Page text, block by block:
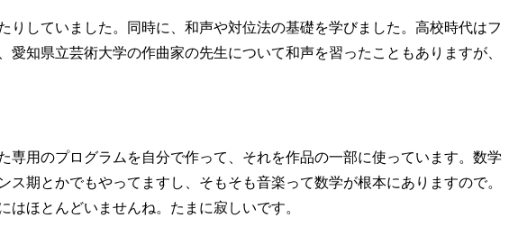
していました。同時に、和声や対位法の基礎を学びました。高校時代はフ
知県立芸術大学の作曲家の先生について和声を習ったこともありますが、
用のプログラムを自分で作って、それを作品の一部に使っています。数学
期とかでもやってますし、そもそも音楽って数学が根本にありますので。
ほとんどいませんね。たまに寂しいです。